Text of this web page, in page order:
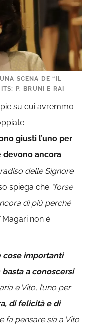
SCENA DE “IL
P. BRUNI E RAI
su cui avremmo
giusti l’uno per
devono ancora
delle Signore
spiega che “forse
di più perché
Magari non è
cose importanti
a conoscersi
e Vito, l’uno per
di felicità e di
fa pensare sia a Vito